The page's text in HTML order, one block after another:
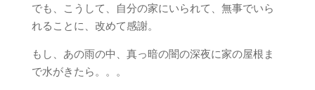
でも、こうして、自分の家にいられて、無事でいら
れることに、改めて感謝。
もし、あの雨の中、真っ暗の闇の深夜に家の屋根ま
で水がきたら。。。